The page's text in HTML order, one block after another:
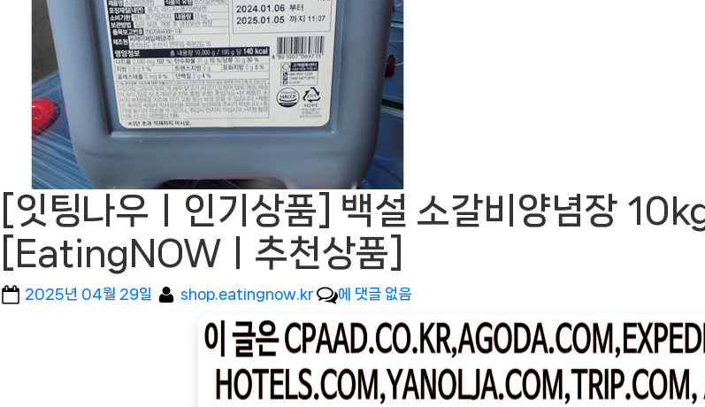
[잇팅나우ㅣ인기상품] 백설 소갈비양념장
[EatingNOWㅣ추천상품]
Posted
2025년 04월 29일 By
shop.eatingnow.kr
[잇
나
우
ㅣ
에 댓글 없음